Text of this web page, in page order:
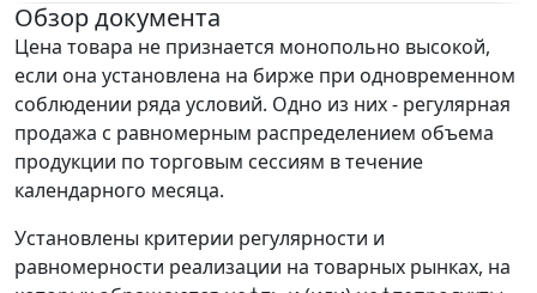
Обзор документа
Цена товара не признается монопольно высокой,
если она установлена на бирже при одновременном
соблюдении ряда условий. Одно из них - регулярная
продажа с равномерным распределением объема
продукции по торговым сессиям в течение
календарного месяца.
Установлены критерии регулярности и
равномерности реализации на товарных рынках, на